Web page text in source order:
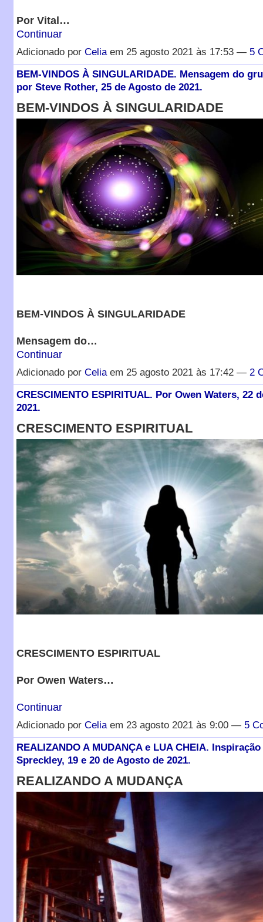
Por Vital…
Continuar
Adicionado por Celiaem 25 agosto 2021 às 17:53 — 5
BEM-VINDOS À SINGULARIDADE. Mensagem do
por Steve Rother, 25 de Agosto de 2021.
BEM-VINDOS À SINGULARIDADE
BEM-VINDOS À SINGULARIDADE
Mensagem do…
Continuar
Adicionado por Celiaem 25 agosto 2021 às 17:42 — 2
CRESCIMENTO ESPIRITUAL. Por Owen Waters, 22
2021.
CRESCIMENTO ESPIRITUAL
CRESCIMENTO ESPIRITUAL
Por Owen Waters…
Continuar
Adicionado por Celiaem 23 agosto 2021 às 9:00 — 5
REALIZANDO A MUDANÇA e LUA CHEIA.
Spreckley, 19 e 20 de Agosto de 2021.
REALIZANDO A MUDANÇA